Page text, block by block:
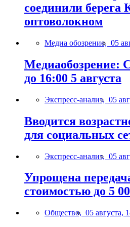
соединили берега
оптоволокном
Медиа обозрение, 05
Медиаобозрение:
до 16:00 5 августа
Экспресс-анализ, 05
Вводится
для социальных
Экспресс-анализ, 05
Упрощена
стоимостью до 5
Общество, 05 августа,